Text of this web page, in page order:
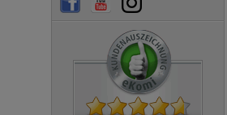
Investmentfondkaufmann /
Investmentfondkauffrau
IT-System-Elektroniker / IT-System-
Elektronikerin
Kaufmann/-frau für audiovisuelle
Medien
Kauffrau / Kaufmann für
Büromanagement
Kaufmann / Kauffrau für
Dialogmarketing